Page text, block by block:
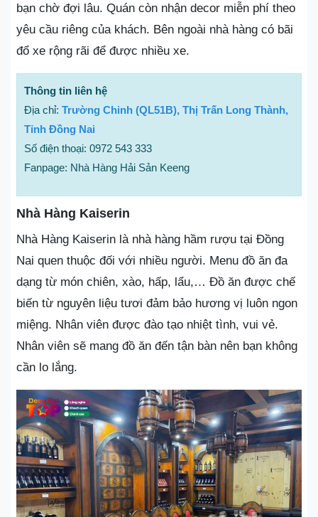
bạn chờ đợi lâu. Quán còn nhận decor miễn phí theo
yêu cầu riêng của khách. Bên ngoài nhà hàng có bãi
đổ xe rộng rãi để được nhiều xe.
Thông tin liên hệ
Địa chỉ: Trường Chinh (QL51B), Thị Trấn Long Thành,
Tỉnh Đồng Nai
Số điện thoại: 0972 543 333
Fanpage: Nhà Hàng Hải Sản Keeng
Nhà Hàng Kaiserin
Nhà Hàng Kaiserin là nhà hàng hầm rượu tại Đồng
Nai quen thuộc đối với nhiều người. Menu đồ ăn đa
dạng từ món chiên, xào, hấp, lẩu,… Đồ ăn được chế
biến từ nguyên liệu tươi đảm bảo hương vị luôn ngon
miệng. Nhân viên được đào tạo nhiệt tình, vui vẻ.
Nhân viên sẽ mang đồ ăn đến tận bàn nên bạn không
cần lo lắng.